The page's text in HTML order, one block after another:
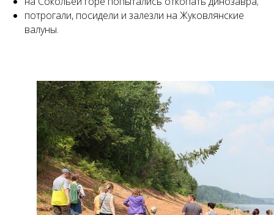
потрогали, посидели и залезли на Жуковлянские
валуны.